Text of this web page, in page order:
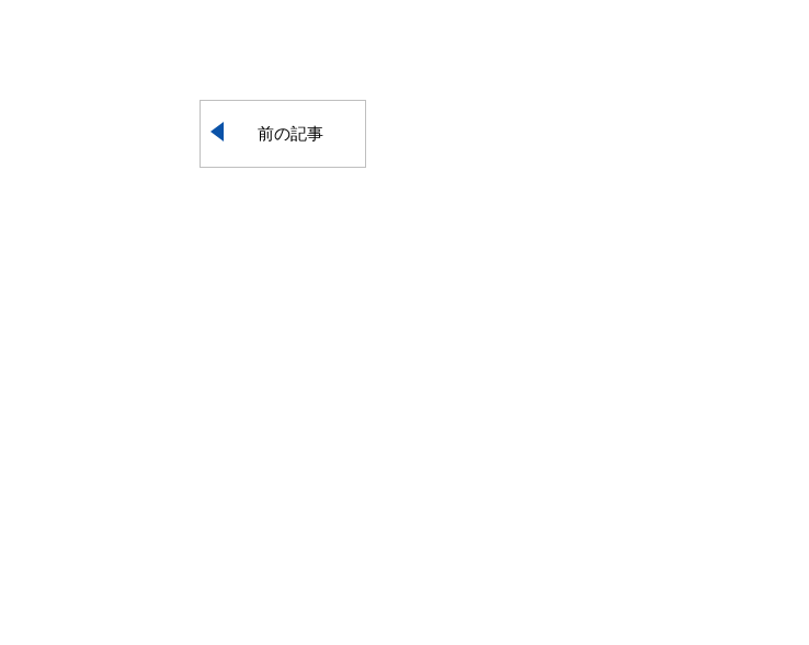
前の記事